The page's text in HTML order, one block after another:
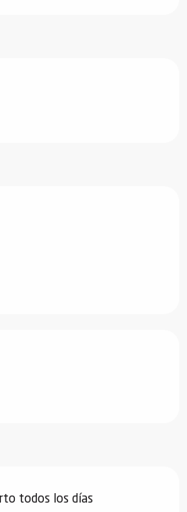
todos los días